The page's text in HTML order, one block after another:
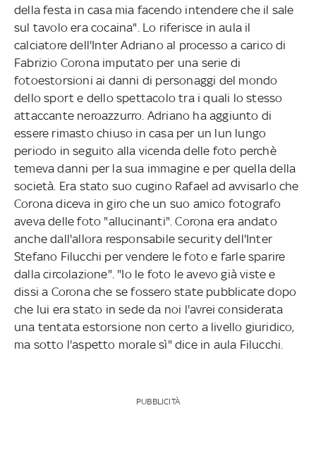
della festa in casa mia facendo intendere che il sale
sul tavolo era cocaina". Lo riferisce in aula il
calciatore dell'Inter Adriano al processo a carico di
Fabrizio Corona imputato per una serie di
fotoestorsioni ai danni di personaggi del mondo
dello sport e dello spettacolo tra i quali lo stesso
attaccante neroazzurro. Adriano ha aggiunto di
essere rimasto chiuso in casa per un lun lungo
periodo in seguito alla vicenda delle foto perchè
temeva danni per la sua immagine e per quella della
società. Era stato suo cugino Rafael ad avvisarlo che
Corona diceva in giro che un suo amico fotografo
aveva delle foto "allucinanti". Corona era andato
anche dall'allora responsabile security dell'Inter
Stefano Filucchi per vendere le foto e farle sparire
dalla circolazione". "Io le foto le avevo già viste e
dissi a Corona che se fossero state pubblicate dopo
che lui era stato in sede da noi l'avrei considerata
una tentata estorsione non certo a livello giuridico,
ma sotto l'aspetto morale sì" dice in aula Filucchi.
PUBBLICITÀ